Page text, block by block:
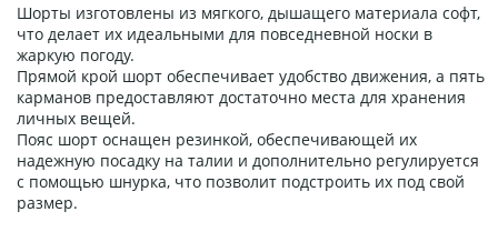
Шорты изготовлены из мягкого, дышащего материала софт,
что делает их идеальными для повседневной носки в
жаркую погоду.
Прямой крой шорт обеспечивает удобство движения, а пять
карманов предоставляют достаточно места для хранения
личных вещей.
Пояс шорт оснащен резинкой, обеспечивающей их
надежную посадку на талии и дополнительно регулируется
с помощью шнурка, что позволит подстроить их под свой
размер.